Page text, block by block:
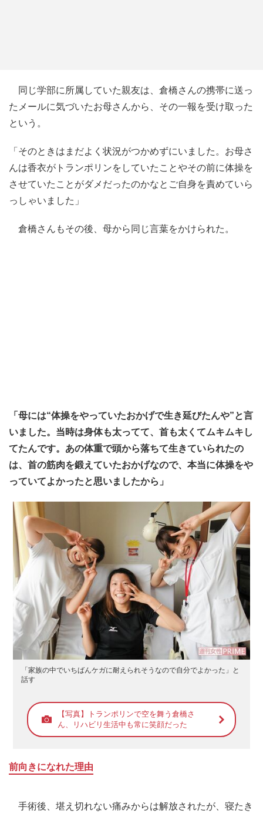
同じ学部に所属していた親友は、倉橋さんの携帯に送っ
たメールに気づいたお母さんから、その一報を受け取った
という。
「そのときはまだよく状況がつかめずにいました。お母さ
んは香衣がトランポリンをしていたことやその前に体操を
させていたことがダメだったのかなとご自身を責めていら
っしゃいました」
倉橋さんもその後、母から同じ言葉をかけられた。
「母には“体操をやっていたおかげで生き延びたんや”と言
いました。当時は身体も太ってて、首も太くてムキムキし
てたんです。あの体重で頭から落ちて生きていられたの
は、首の筋肉を鍛えていたおかげなので、本当に体操をや
っていてよかったと思いましたから」
「家族の中でいちばんケガに耐えられそうなので自分でよかった」と
話す
【写真】トランポリンで空を舞う倉橋さ
ん、リハビリ生活中も常に笑顔だった
前向きになれた理由
手術後、堪え切れない痛みからは解放されたが、寝たき